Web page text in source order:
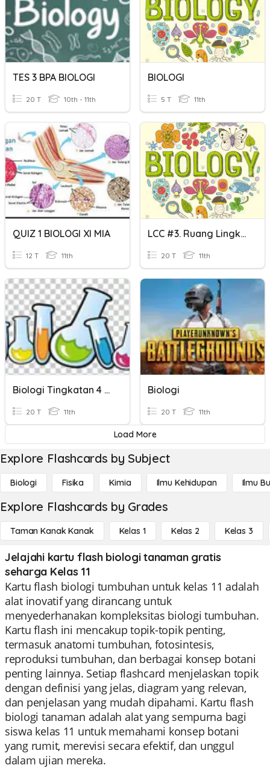
TES 3 BPA BIOLOGI
20 T 10th - 11th
BIOLOGI
5 T 11th
QUIZ 1 BIOLOGI XI MIA
12 T 11th
LCC #3. Ruang Lingkup Biologi
20 T 11th
Biologi Tingkatan 4 Mitosis Dan Meiosis
20 T 11th
Biologi
20 T 11th
Load More
Explore Flashcards by Subject
Biologi Fisika Kimia Ilmu Kehidupan Ilmu
Explore Flashcards by Grades
Taman Kanak Kanak Kelas 1 Kelas 2 Kelas 3
Jelajahi kartu flash biologi tanaman gratis
seharga Kelas 11
Kartu flash biologi tumbuhan untuk kelas 11 adalah
alat inovatif yang dirancang untuk
menyederhanakan kompleksitas biologi tumbuhan.
Kartu flash ini mencakup topik-topik penting,
termasuk anatomi tumbuhan, fotosintesis,
reproduksi tumbuhan, dan berbagai konsep botani
penting lainnya. Setiap flashcard menjelaskan topik
dengan definisi yang jelas, diagram yang relevan,
dan penjelasan yang mudah dipahami. Kartu flash
biologi tanaman adalah alat yang sempurna bagi
siswa kelas 11 untuk memahami konsep botani
yang rumit, merevisi secara efektif, dan unggul
dalam ujian mereka.